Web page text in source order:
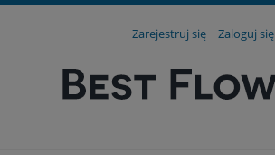
Zarejestruj się Zaloguj się